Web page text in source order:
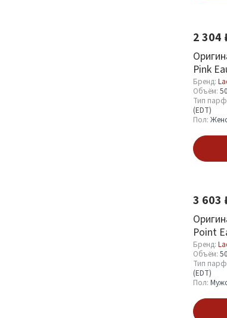
2 304
Pink
Бренд:
Объём:
Тип
(EDT)
Пол:
3 603
Point
Бренд:
Объём:
Тип
(EDT)
Пол: